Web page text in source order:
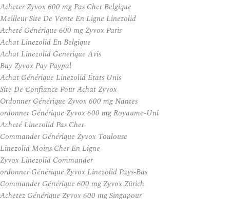
Acheter Zyvox 600 mg Pas Cher Belgique
Meilleur Site De Vente En Ligne Linezolid
Acheté Générique 600 mg Zyvox Paris
Achat Linezolid En Belgique
Achat Linezolid Generique Avis
Buy Zyvox Pay Paypal
Achat Générique Linezolid États Unis
Site De Confiance Pour Achat Zyvox
Ordonner Générique Zyvox 600 mg Nantes
ordonner Générique Zyvox 600 mg Royaume-Uni
Acheté Linezolid Pas Cher
Commander Générique Zyvox Toulouse
Linezolid Moins Cher En Ligne
Zyvox Linezolid Commander
ordonner Générique Zyvox Linezolid Pays-Bas
Commander Générique 600 mg Zyvox Zürich
Achetez Générique Zyvox 600 mg Singapour